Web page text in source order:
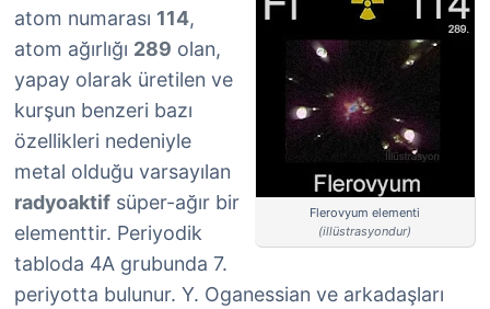
Flerovyum elementi
(illüstrasyondur)
atom numarası 114,
atom ağırlığı 289 olan,
yapay olarak üretilen ve
kurşun benzeri bazı
özellikleri nedeniyle
metal olduğu varsayılan
radyoaktif süper-ağır bir
elementtir. Periyodik
tabloda 4A grubunda 7.
periyotta bulunur. Y. Oganessian ve arkadaşları